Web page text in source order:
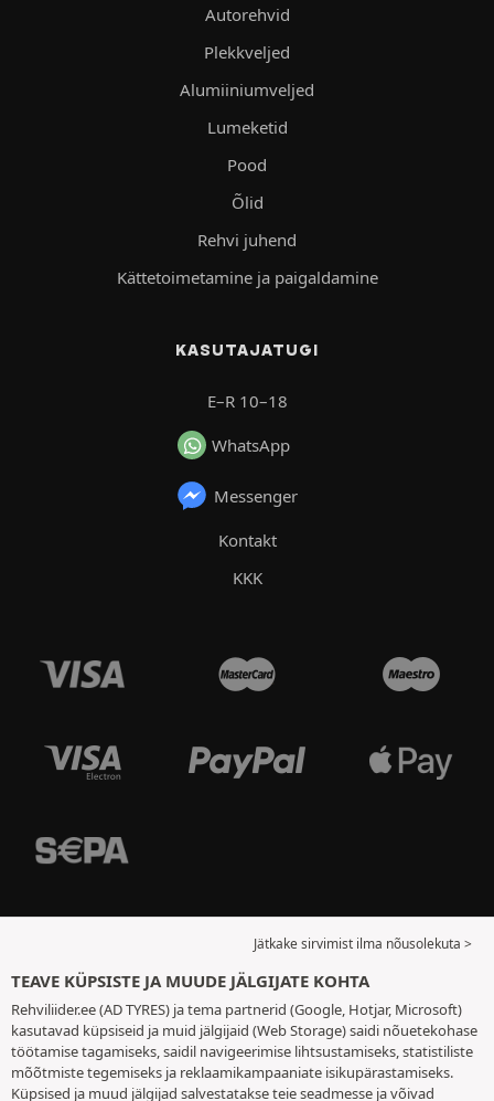
Autorehvid
Plekkveljed
Alumiiniumveljed
Lumeketid
Pood
Õlid
Rehvi juhend
Kättetoimetamine ja paigaldamine
KASUTAJATUGI
E–R 10–18
WhatsApp
Messenger
Kontakt
KKK
Jätkake sirvimist ilma nõusolekuta >
TEAVE KÜPSISTE JA MUUDE JÄLGIJATE KOHTA
Rehviliider.ee (AD TYRES) ja tema partnerid (Google, Hotjar, Microsoft)
kasutavad küpsiseid ja muid jälgijaid (Web Storage) saidi nõuetekohase
töötamise tagamiseks, saidil navigeerimise lihtsustamiseks, statistiliste
mõõtmiste tegemiseks ja reklaamikampaaniate isikupärastamiseks.
Küpsised ja muud jälgijad salvestatakse teie seadmesse ja võivad